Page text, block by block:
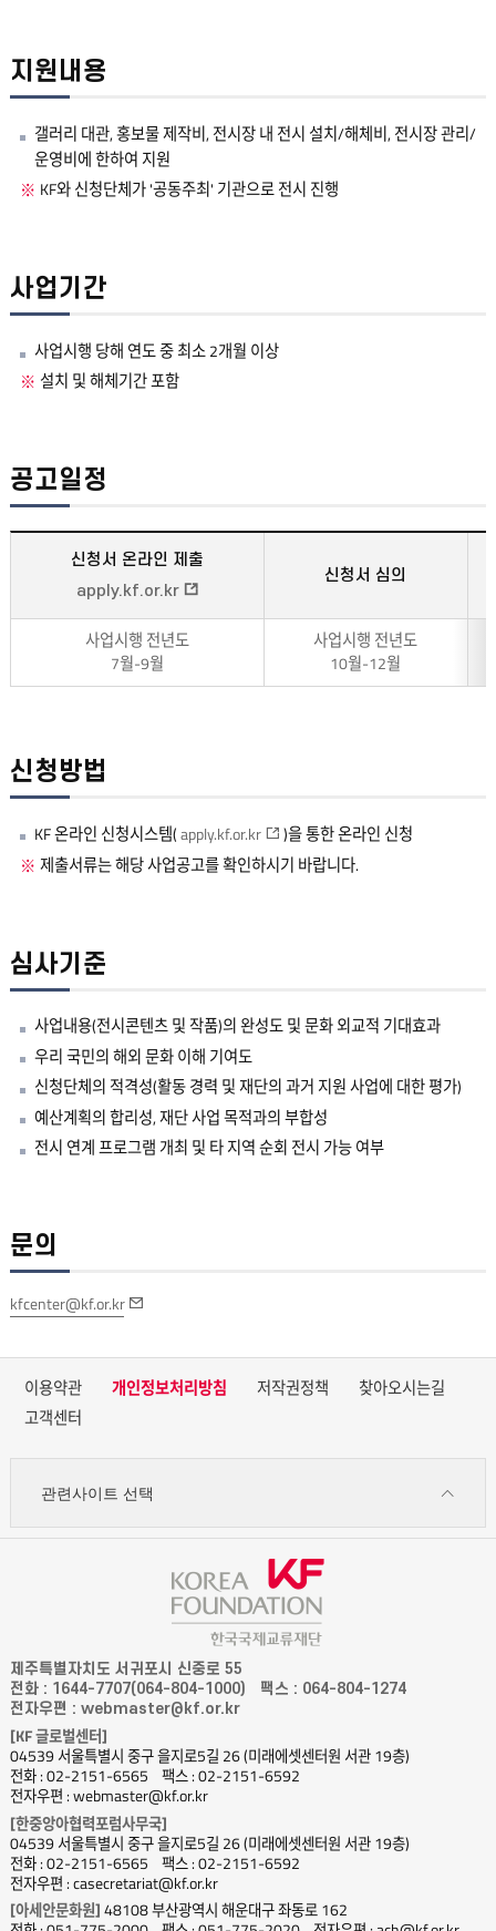
지원내용
갤러리 대관, 홍보물 제작비, 전시장 내 전시 설치/해체비, 전시장 관리/
운영비에 한하여 지원
KF와 신청단체가 '공동주최' 기관으로 전시 진행
사업기간
사업시행 당해 연도 중 최소 2개월 이상
설치 및 해체기간 포함
공고일정
신청서 온라인 제출
apply.kf.or.kr
신청서 심의
사업시행 전년도
7월-9월
사업시행 전년도
10월-12월
신청방법
KF 온라인 신청시스템(apply.kf.or.kr
)을 통한 온라인 신청
제출서류는 해당 사업공고를 확인하시기 바랍니다.
심사기준
사업내용(전시콘텐츠 및 작품)의 완성도 및 문화 외교적 기대효과
우리 국민의 해외 문화 이해 기여도
신청단체의 적격성(활동 경력 및 재단의 과거 지원 사업에 대한 평가)
예산계획의 합리성, 재단 사업 목적과의 부합성
전시 연계 프로그램 개최 및 타 지역 순회 전시 가능 여부
문의
kfcenter@kf.or.kr
이용약관 개인정보처리방침 저작권정책
찾아오시는길
고객센터
관련사이트 선택
제주특별자치도 서귀포시 신중로 55
전화 : 1644-7707(064-804-1000)
팩스 : 064-804-1274
전자우편 : webmaster@kf.or.kr
[KF 글로벌센터]
04539 서울특별시 중구 을지로5길 26 (미래에셋센터원 서관 19층)
전화 : 02-2151-6565
팩스 : 02-2151-6592
전자우편 : webmaster@kf.or.kr
[한중앙아협력포럼사무국]
04539 서울특별시 중구 을지로5길 26 (미래에셋센터원 서관 19층)
전화 : 02-2151-6565
팩스 : 02-2151-6592
전자우편 : casecretariat@kf.or.kr
[아세안문화원] 48108 부산광역시 해운대구 좌동로 162